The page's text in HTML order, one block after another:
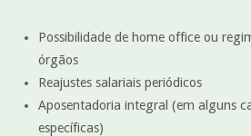
Possibilidade de home office ou
órgãos
Reajustes salariais periódicos
Aposentadoria integral (em alguns
específicas)